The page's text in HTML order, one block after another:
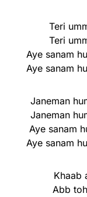
Teri
Teri
Aye sanam
Aye sanam
Janeman
Janeman
Aye sanam
Aye sanam
Khaab
Abb